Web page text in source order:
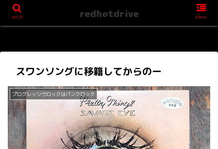
スワンソングに移籍してからのー
プログレッシヴロックはパンクロック
serch redhotdrive menu